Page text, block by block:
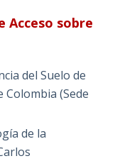
Acceso sobre
del Suelo de
Colombia (Sede
de la